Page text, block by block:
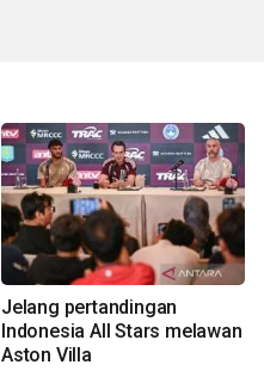
Jelang pertandingan
Indonesia All Stars melawan
Aston Villa